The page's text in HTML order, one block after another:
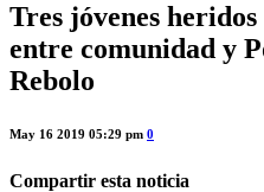
Tres jóvenes
entre comunidad y
Rebolo
May 16 2019 05:29 pm 0
Compartir esta noticia